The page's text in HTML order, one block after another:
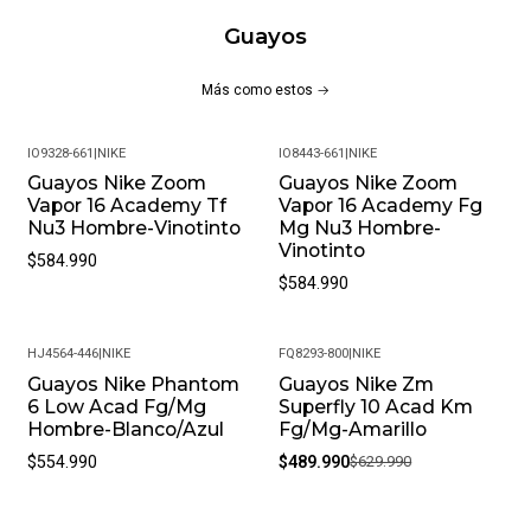
Forro interno en Textil
Uso en terreno Natural y artificial
MÁS DETALLES:
Peso del paquete: 1 kg
Meses de garantía: 1
Garantía: Por defectos de fábrica
Condición: Nuevo
Guayos
Más como estos
IO9328-661 |NIKE
Guayos Nike Zoom
Vapor 16 Academy Tf
Nu3 Hombre-Vinotinto
$584.990
IO8443-661 |NIKE
Guayos Nike Zoom
Vapor 16 Academy Fg
Mg Nu3 Hombre-
Vinotinto
$584.990
HJ4564-446| NIKE
Guayos Nike Phantom
6 Low Acad Fg/Mg
Hombre-Blanco/Azul
$554.990
-22%
FQ8293-800 NIKE
Guayos Nike Zm
Superfly 10 Acad Km
Fg/Mg-Amarillo
$489.990$629.990